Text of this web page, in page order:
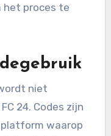
het proces te
niet
24. Codes zijn
waarop